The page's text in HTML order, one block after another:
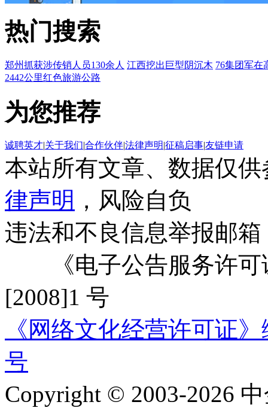
热门搜索
郑州抓获涉传销人员130余人 江西挖出巨型阴沉木 76集团军在
2442公里红色旅游公路
为您推荐
诚聘英才|关于我们|合作伙伴|法律声明|征稿启事|友链申请
本站所有文章、数据仅
律声明 ，风险自负
违法和不良信息举报邮箱
《电子公告服务许可
[2008]1 号
《网络文化经营许可证
号
Copyright © 2003-2026